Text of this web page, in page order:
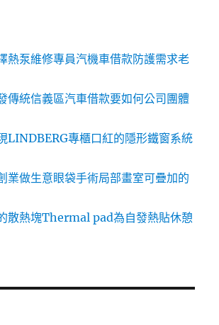
熱泵維修專員汽機車借款防護需求老
傳統信義區汽車借款要如何公司團體
LINDBERG專櫃口紅的隱形鐵窗系統
業做生意眼袋手術局部畫室可疊加的
散熱塊Thermal pad為自發熱貼休憩